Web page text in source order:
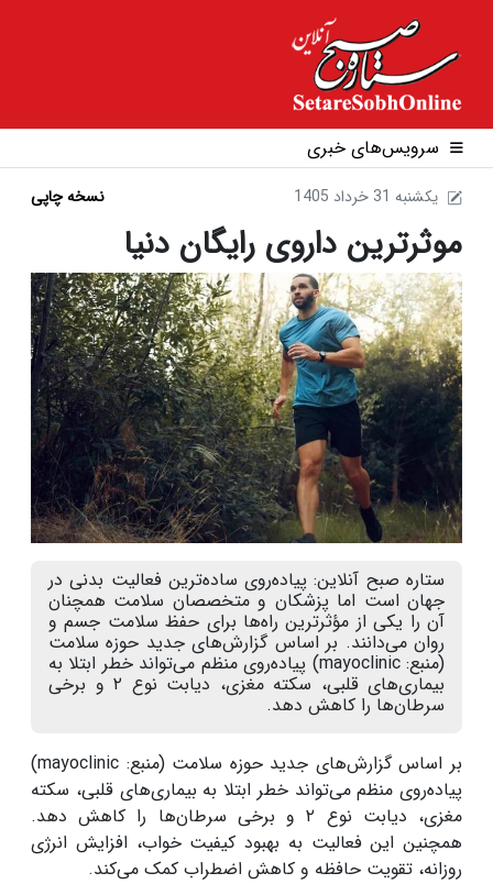
سرویس‌های خبری
1405 يکشنبه 31 خرداد نسخه چاپی
موثرترین داروی رایگان دنیا
ستاره صبح آنلاین: پیاده‌روی ساده‌ترین فعالیت بدنی در
جهان است اما پزشکان و متخصصان سلامت همچنان
آن را یکی از مؤثرترین راه‌ها برای حفظ سلامت جسم و
روان می‌دانند. بر اساس گزارش‌های جدید حوزه سلامت
(منبع: mayoclinic) پیاده‌روی منظم می‌تواند خطر ابتلا به
بیماری‌های قلبی، سکته مغزی، دیابت نوع ۲ و برخی
سرطان‌ها را کاهش دهد.
بر اساس گزارش‌های جدید حوزه سلامت (منبع: mayoclinic
)
پیاده‌روی منظم می‌تواند خطر ابتلا به بیماری‌های قلبی، سکته
مغزی، دیابت نوع ۲ و برخی سرطان‌ها را کاهش دهد.
همچنین این فعالیت به بهبود کیفیت خواب، افزایش انرژی
روزانه، تقویت حافظه و کاهش اضطراب کمک می‌کند.